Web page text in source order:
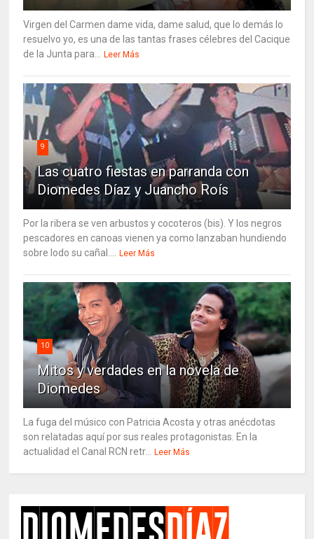
Virgen del Carmen dame vida, dame salud, que lo demás lo
resuelvo yo, es una de las tantas frases célebres del Cacique
de la Junta para...
Leer Más
9
Las cuatro fiestas en parranda con
Diomedes Díaz y Juancho Roís
Por la ribera se ven arbustos y cocoteros (bis). Y los negros
pescadores en canoas vienen ya como lanzaban hundiendo
sobre lodo su cañal....
Leer Más
10
Mitos y verdades en la novela de
Diomedes
La fuga del músico con Patricia Acosta y otras anécdotas
son relatadas aquí por sus reales protagonistas. En la
actualidad el Canal RCN retr...
Leer Más